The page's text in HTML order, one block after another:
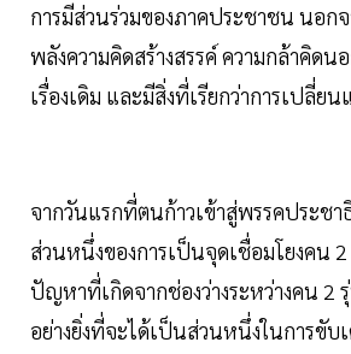
การมีส่วนร่วมของภาคประชาชน นอกจ
พลังความคิดสร้างสรรค์ ความกล้าคิดน
เรื่องเดิม และมีสิ่งที่เรียกว่าการเปลี่ย
จากวันแรกที่ตนก้าวเข้าสู่พรรคประชา
ส่วนหนึ่งของการเป็นจุดเชื่อมโยงคน
ปัญหาที่เกิดจากช่องว่างระหว่างคน 2
อย่างยิ่งที่จะได้เป็นส่วนหนึ่งในการขับ